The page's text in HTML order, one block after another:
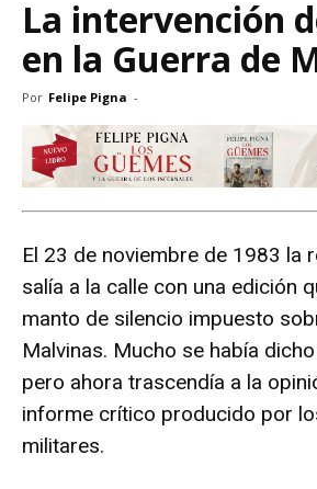
La intervención
en la Guerra de
Por Felipe Pigna -
El 23 de noviembre de 1983 la
salía a la calle con una edición
manto de silencio impuesto
Malvinas. Mucho se había
pero ahora trascendía a la
informe crítico producido por
militares.